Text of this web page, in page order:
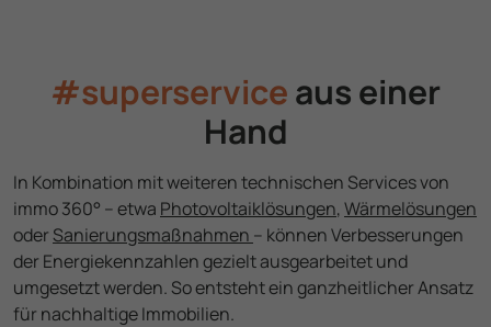
#superserviceaus einer
Hand
In Kombination mit weiteren technischen Services von
immo 360° – etwa Photo­voltaik­lösungen,Wärme­lösungen
oderSanierungs­maßnahmen – können Verbesserungen
der Energiekennzahlen gezielt ausgearbeitet und
umgesetzt werden. So entsteht ein ganz­heitlicher Ansatz
für nach­haltige Immobilien.